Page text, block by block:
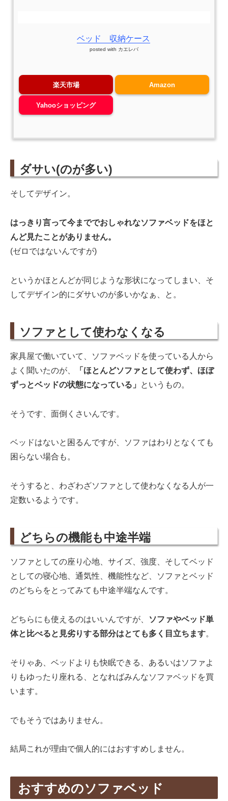
ベッド 収納ケース
posted with カエレバ
楽天市場 Amazon
Yahooショッピング
ダサい(のが多い)
そしてデザイン。
はっきり言って今まででおしゃれなソファベッドをほと
んど見たことがありません。
(ゼロではないんですが)
というかほとんどが同じような形状になってしまい、そ
してデザイン的にダサいのが多いかなぁ、と。
ソファとして使わなくなる
家具屋で働いていて、ソファベッドを使っている人から
よく聞いたのが、
「ほとんどソファとして使わず、ほぼ
ずっとベッドの状態になっている」
というもの。
そうです、面倒くさいんです。
ベッドはないと困るんですが、ソファはわりとなくても
困らない場合も。
そうすると、わざわざソファとして使わなくなる人が一
定数いるようです。
どちらの機能も中途半端
ソファとしての座り心地、サイズ、強度、そしてベッド
としての寝心地、通気性、機能性など、ソファとベッド
のどちらをとってみても中途半端なんです。
どちらにも使えるのはいいんですが、
ソファやベッド単
体と比べると見劣りする部分はとても多く目立ちます。
そりゃあ、ベッドよりも快眠できる、あるいはソファよ
りもゆったり座れる、となればみんなソファベッドを買
います。
でもそうではありません。
結局これが理由で個人的にはおすすめしません。
おすすめのソファベッド